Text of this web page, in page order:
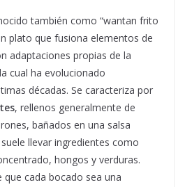
también como “wantan frito
plato que fusiona elementos de
adaptaciones propias de la
cual ha evolucionado
décadas. Se caracteriza por
, rellenos generalmente de
bañados en una salsa
llevar ingredientes como
hongos y verduras.
que cada bocado sea una